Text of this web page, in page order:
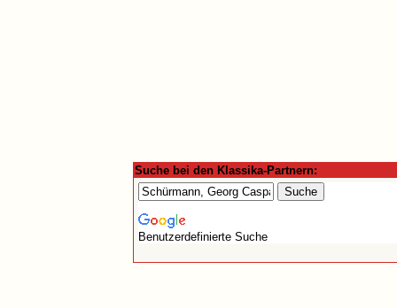
Suche bei den Klassika-Partnern:
Benutzerdefinierte Suche